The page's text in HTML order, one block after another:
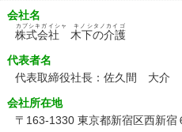
会社名
株式会社 木下の介護
カブシキガイシャ キノシタノカイゴ
代表者名
代表取締役社長：佐久間 大介
会社所在地
〒163-1330 東京都新宿区西新